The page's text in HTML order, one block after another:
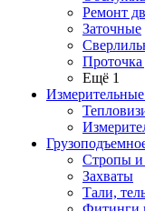
Ремонт
Заточные
Проточка
Ещё 1
Стропы и
Захваты
Тали,